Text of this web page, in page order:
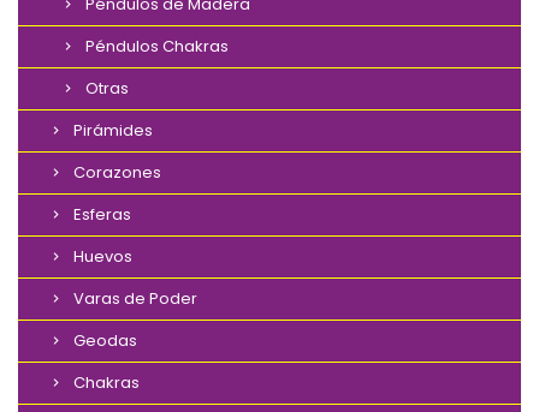
Péndulos Chakras
Otras
Pirámides
Corazones
Esferas
Huevos
Varas de Poder
Geodas
Chakras